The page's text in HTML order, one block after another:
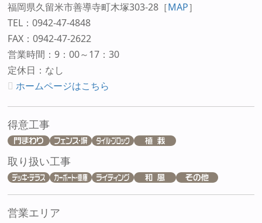
福岡県久留米市善導寺町木塚303-28 ［MAP］
TEL：0942-47-4848
FAX：0942-47-2622
営業時間：9：00～17：30
定休日：なし
ホームページはこちら
得意工事
取り扱い工事
営業エリア